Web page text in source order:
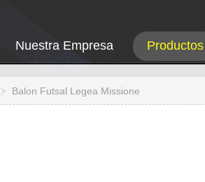
Nuestra Empresa Productos
Balon Futsal Legea Missione